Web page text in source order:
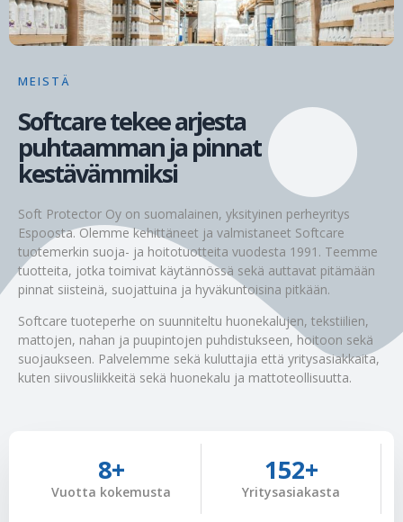
MEISTÄ
Softcare tekee arjesta
puhtaamman ja pinnat
kestävämmiksi
Soft Protector Oy on suomalainen, yksityinen perheyritys
Espoosta. Olemme kehittäneet ja valmistaneet Softcare
tuotemerkin suoja- ja hoitotuotteita vuodesta 1991. Teemme
tuotteita, jotka toimivat käytännössä sekä auttavat pitämään
pinnat siisteinä, suojattuina ja hyväkuntoisina pitkään.
Softcare tuoteperhe on suunniteltu huonekalujen, tekstiilien,
mattojen, nahan ja puupintojen puhdistukseen, hoitoon sekä
suojaukseen. Palvelemme sekä kuluttajia että yritysasiakkaita,
kuten siivousliikkeitä sekä huonekalu ja mattoteollisuutta.
Vuotta kokemusta
18+
Yritysasiakasta
251+